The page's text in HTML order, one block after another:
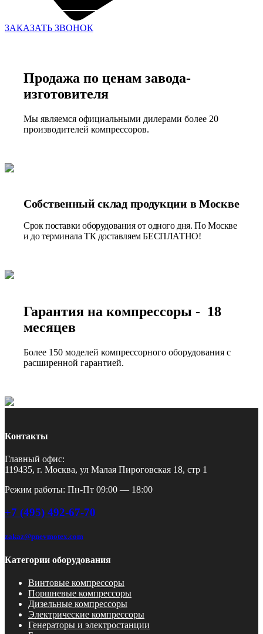
ЗАКАЗАТЬ ЗВОНОК
Продажа по ценам завода-
изготовителя
Мы являемся официальными дилерами более 20
производителей компрессоров.
Собственный склад продукции в Москве
Срок поставки оборудования от одного дня. По Москве
и до терминала ТК доставляем БЕСПЛАТНО!
Гарантия на компрессоры - 18
месяцев
Более 150 моделей компрессорного оборудования с
расширенной гарантией.
Контакты
Главный офис:
119435, г. Москва, ул Малая Пироговская 18, стр 1
Режим работы: Пн-Пт 09:00 — 18:00
+7 (495) 492-67-70
zakaz@pnevmotex.com
Категории оборудования
Винтовые компрессоры
Поршневые компрессоры
Дизельные компрессоры
Электрические компрессоры
Генераторы и электростанции